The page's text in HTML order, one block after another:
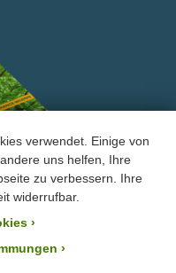
verwendet. Einige von
uns helfen, Ihre
zu verbessern. Ihre
widerrufbar.
›
›
YouTube